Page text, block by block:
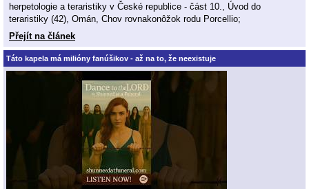
herpetologie a teraristiky v České republice - část 10., Úvod do
teraristiky (42), Omán, Chov rovnakonôžok rodu Porcellio;
Přejít na článek
Táto kapela má milióny fanúšikov - až na to, že neexistuje